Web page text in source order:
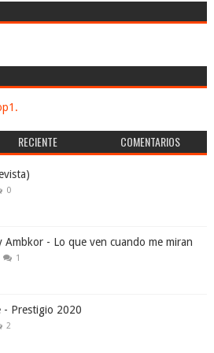
RECIENTE COMENTARIOS
0
Ambkor - Lo que ven cuando me miran
1
- Prestigio 2020
2